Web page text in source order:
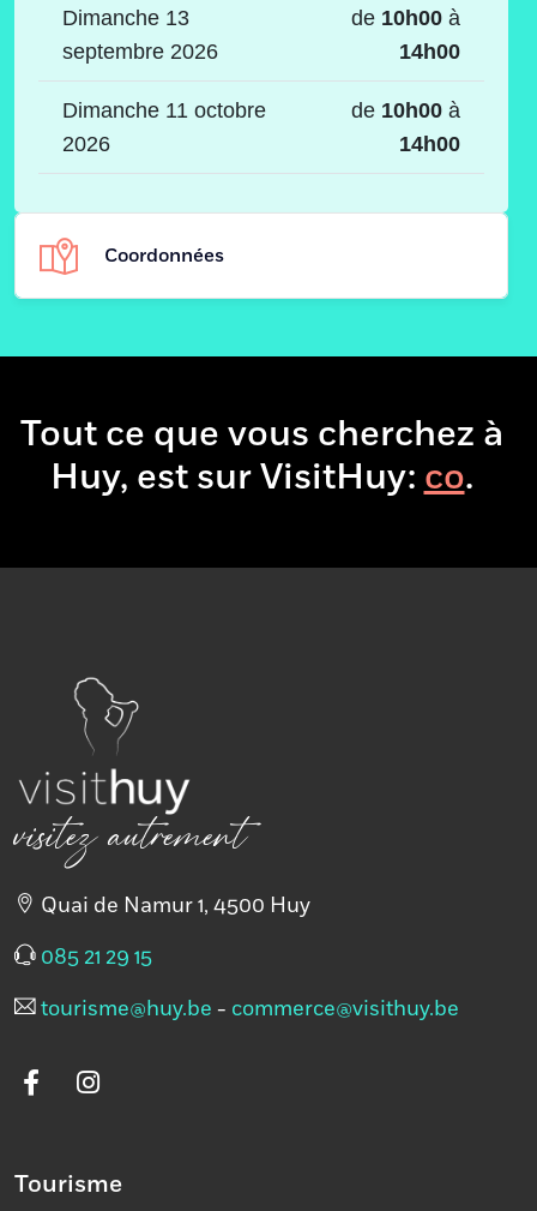
Dimanche 13
septembre 2026
de 10h00 à
14h00
Dimanche 11 octobre
2026
de 10h00 à
14h00
Coordonnées
4500 - Huy-Gives
Téléphone 0493 03 28 26
Tout ce que vous cherchez à
Huy, est sur VisitHuy:b.
visitez autrement
Quai de Namur 1, 4500 Huy
085 21 29 15
tourisme@huy.be - commerce@visithuy.be
Tourisme